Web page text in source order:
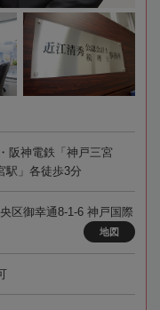
阪神電鉄「神戸三宮
駅」各徒歩3分
区御幸通8-1-6 神戸国際
地図